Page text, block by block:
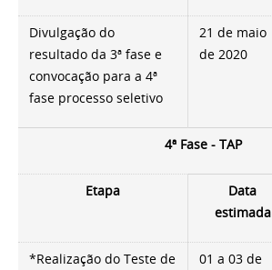
Divulgação do
resultado da 3ª fase e
convocação para a 4ª
fase processo seletivo
21 de maio
de 2020
4ª Fase - TAP
Etapa
Data
estimada
*Realização do Teste de
01 a 03 de